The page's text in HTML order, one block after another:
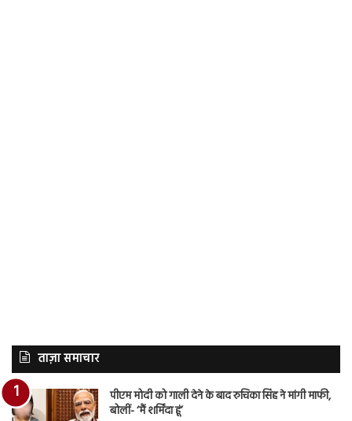
ताज़ा समाचार
पीएम मोदी को गाली देने के बाद रुचिका सिंह ने मांगी माफी,
बोलीं- ‘मैं शर्मिंदा हूं’